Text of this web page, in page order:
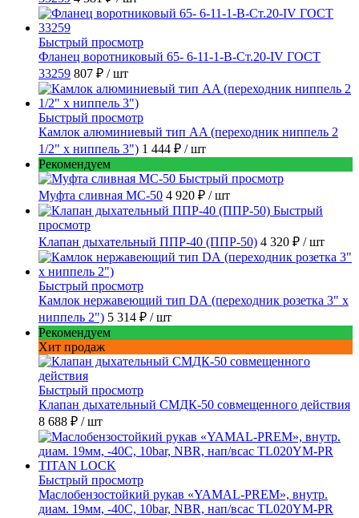
Быстрый просмотр
Фланец воротниковый 65- 6-11-1-B-Ст.20-IV ГОСТ
33259 807 ₽ / шт
Быстрый просмотр
Камлок алюминиевый тип AA (переходник ниппель 2
1/2" х ниппель 3") 1 444 ₽ / шт
Рекомендуем
Быстрый просмотр
Муфта сливная МС-50 4 920 ₽ / шт
Быстрый
просмотр
Клапан дыхательный ППР-40 (ППР-50) 4 320 ₽ / шт
Быстрый просмотр
Камлок нержавеющий тип DА (переходник розетка 3" х
ниппель 2") 5 314 ₽ / шт
Рекомендуем
Хит продаж
Быстрый просмотр
Клапан дыхательный СМДК-50 совмещенного действия
8 688 ₽ / шт
Быстрый просмотр
Маслобензостойкий рукав «YAMAL-PREM», внутр.
диам. 19мм, -40C, 10bar, NBR, нап/всас TL020YM-PR